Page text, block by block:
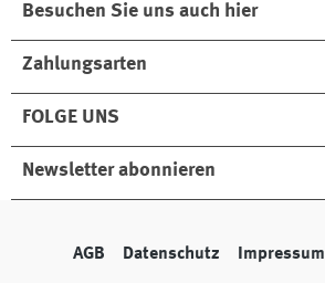
Besuchen Sie uns auch hier
Zahlungsarten
FOLGE UNS
Newsletter abonnieren
AGB Datenschutz Impressum